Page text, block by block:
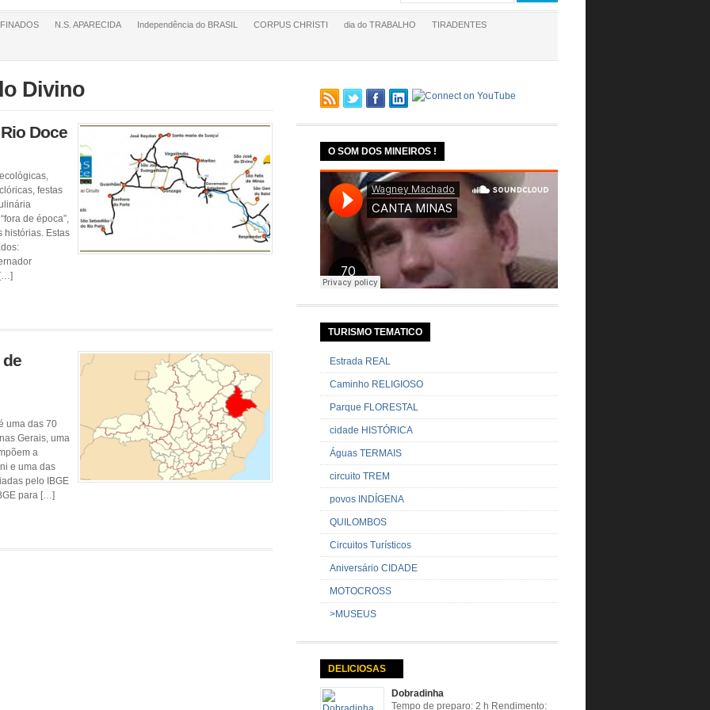
FINADOS N.S. APARECIDA Independência do BRASIL CORPUS CHRISTI dia do TRABALHO TIRADENTES
Divino
Doce
festas
de época”,
histórias. Estas
[…]
uma das 70
Gerais, uma
a
e uma das
pelo IBGE
para […]
O SOM DOS MINEIROS !
TURISMO TEMATICO
Estrada REAL
Caminho RELIGIOSO
Parque FLORESTAL
cidade HISTÓRICA
Águas TERMAIS
circuito TREM
povos INDÍGENA
QUILOMBOS
Circuitos Turísticos
Aniversário CIDADE
MOTOCROSS
>MUSEUS
DELICIOSAS
Dobradinha
Tempo de preparo: 2 h Rendimento: